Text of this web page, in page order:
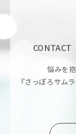
CONTACT
悩みを
『さっぽろサム